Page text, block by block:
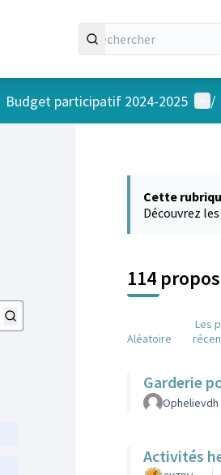
Budget participatif 2024-2025 /
Cette
Découvrez
114
Aléatoire
Les
Garderie
Ophelievdh
Activités